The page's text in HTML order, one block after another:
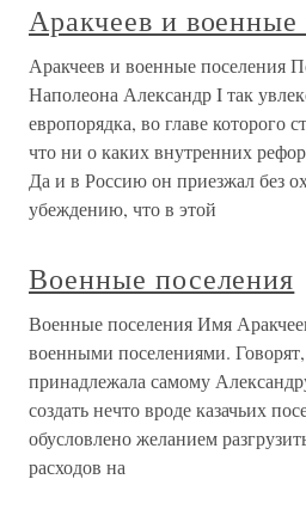
Аракчеев и военные
Аракчеев и военные поселения
Наполеона Александр I так
европорядка, во главе которого
что ни о каких внутренних
Да и в Россию он приезжал без
убеждению, что в этой
Военные поселения
Военные поселения Имя
военными поселениями.
принадлежала самому
создать нечто вроде казачьих
обусловлено желанием
расходов на